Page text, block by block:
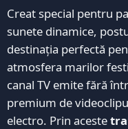
Creat special pentru
sunete dinamice,
destinația perfectă
atmosfera marilor
canal TV emite fără
premium de
electro. Prin aceste